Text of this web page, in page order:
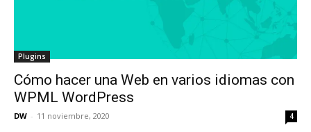
Plugins
Cómo hacer una Web en varios idiomas con
WPML WordPress
DW - 11 noviembre, 2020 4